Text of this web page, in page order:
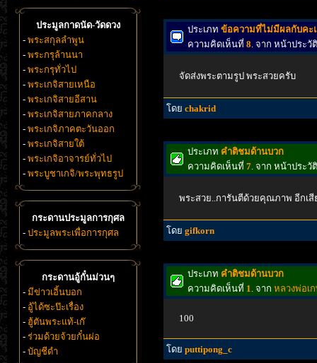
ประมูลกาดนัด-วัดดวง
- พระสกุลลำพูน
- พระกรุล้านนา
- พระกรุทั่วไป
- พระเกจิสายเหนือ
- พระเกจิสายอีสาน
- พระเกจิสายภาคกลาง
- พระเกจิภาคตะวันออก
- พระเกจิสายใต้
- พระเกจิอาจารย์ทั่วไป
- พระบูชาเกจิ/พระพุทธรูป
กระดานประมูลการกุศล
- ประมูลพระเพื่อการกุศล
กระดานอู้กั๋นม่วนๆ
- มีข่าวเอิ้นบอก
- อู้ได้ซะป๊ะเรื่อง
- ฮู้ตันพระแท้-เก๊
- ร่วมด้วยจ้วยกั๋นผ่อ
- บัญชีดำ
ประเภท ข้อความที่ไม่มีผลกับคะ
ความคิดเห็นที่ 8. จาก หน้าประวั
จัดส่งพระตามรูป พระสวยครับ
โดย chakrid
ประเภท คำติชมด้านบวก
ความคิดเห็นที่ 7. จาก หน้าประวั
พระสวย..การันตีด้วยคุณภาพ อีกเ
โดย gifkorn
ประเภท คำติชมด้านบวก
ความคิดเห็นที่ 1. จาก หลวงพ่อเ
100
โดย puttipong_c